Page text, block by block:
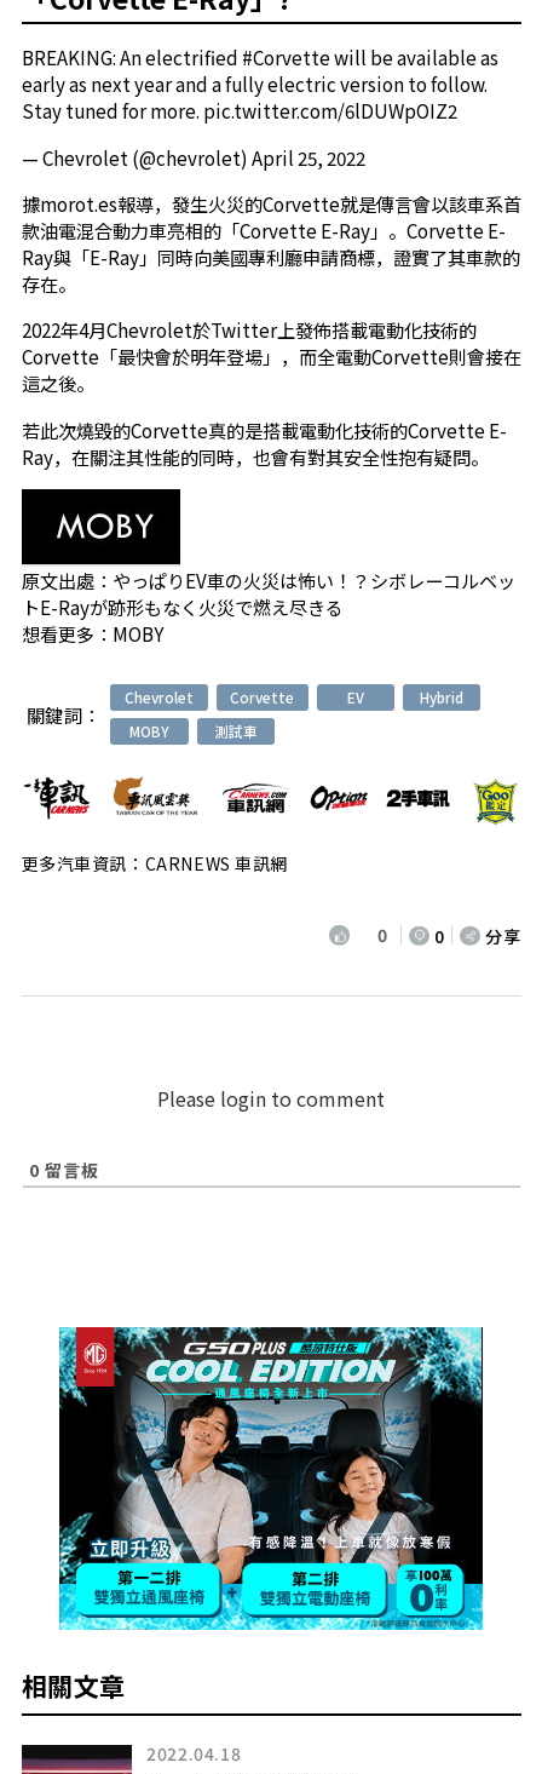
BREAKING: An electrified #Corvettewill be available as
early as next year and a fully electric version to follow.
Stay tuned for more. pic.twitter.com/6lDUWpOIZ2
— Chevrolet (@chevrolet) April 25, 2022
據morot.es報導，發生火災的Corvette就是傳言會以該車系首
款油電混合動力車亮相的「Corvette E-Ray」。Corvette E-
Ray與「E-Ray」同時向美國專利廳申請商標，證實了其車款的
存在。
2022年4月Chevrolet於Twitter上發佈搭載電動化技術的
Corvette「最快會於明年登場」，而全電動Corvette則會接在
這之後。
若此次燒毀的Corvette真的是搭載電動化技術的Corvette E-
Ray，在關注其性能的同時，也會有對其安全性抱有疑問。
原文出處： やっぱりEV車の火災は怖い！？シボレーコルベッ
トE-Rayが跡形もなく火災で燃え尽きる
想看更多： MOBY
關鍵詞：
Chevrolet Corvette EV
Hybrid
MOBY
測試車
更多汽車資訊：CARNEWS 車訊網
0 0 分享
Please login to comment
0 留言板
相關文章
2022.04.18